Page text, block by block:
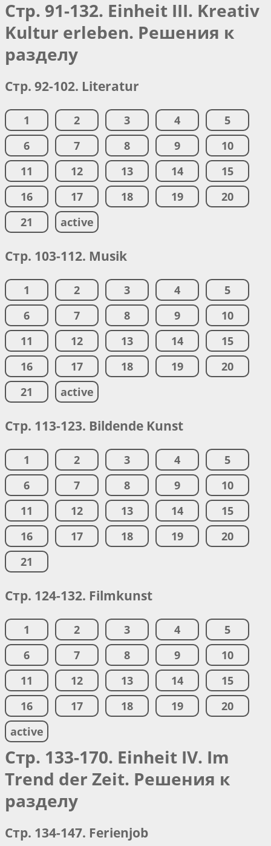
Стр. 91-132. Einheit III. Kreativ
Kultur erleben. Решения к
разделу
Стр. 92-102. Literatur
1 2 3 4
5
6
7 8 9
10
11
12 13 14
15
16
17 18 19
20
21
active
Стр. 103-112. Musik
1 2 3 4
5
6
7 8 9
10
11
12 13 14
15
16
17 18 19
20
21
active
Стр. 113-123. Bildende Kunst
1 2 3 4
5
6
7 8 9
10
11
12 13 14
15
16
17 18 19
20
21
Стр. 124-132. Filmkunst
1 2 3 4
5
6
7 8 9
10
11
12 13 14
15
16
17 18 19
20
active
Стр. 133-170. Einheit IV. Im
Trend der Zeit. Решения к
разделу
Стр. 134-147. Ferienjob